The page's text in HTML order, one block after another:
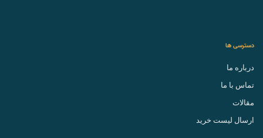
دسترسی ها
درباره ما
تماس با ما
مقالات
ارسال لیست خرید